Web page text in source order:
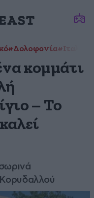
#Δολοφονία#Ιταλός
κομμάτι
– Το